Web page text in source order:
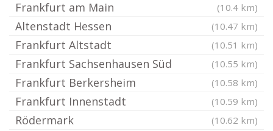
Frankfurt am Main (10.4 km)
Altenstadt Hessen (10.47 km)
Frankfurt Altstadt (10.51 km)
Frankfurt Sachsenhausen Süd (10.55 km)
Frankfurt Berkersheim (10.58 km)
Frankfurt Innenstadt (10.59 km)
Rödermark (10.62 km)